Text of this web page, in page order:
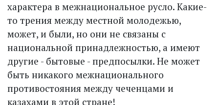
характера в межнациональное русло. Какие-
то трения между местной молодежью,
может, и были, но они не связаны с
национальной принадлежностью, а имеют
другие - бытовые - предпосылки. Не может
быть никакого межнационального
противостояния между чеченцами и
казахами в этой стране!